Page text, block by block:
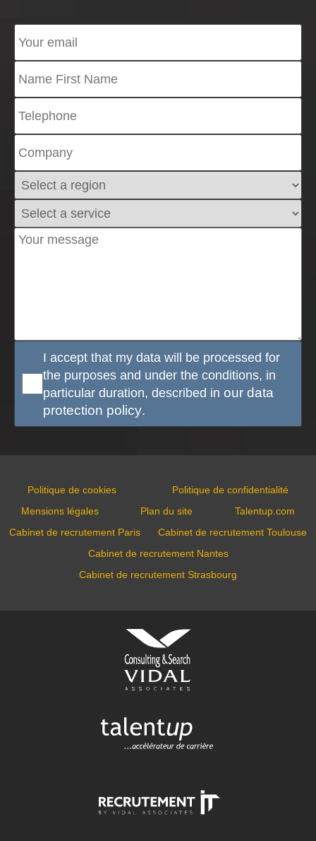
I accept that my data will be processed for
the purposes and under the conditions, in
particular duration, described in our data
protection policy.
Politique de cookies
Politique de confidentialité
Mensions légales
Plan du site
Talentup.com
Cabinet de recrutement Paris
Cabinet de recrutement Toulouse
Cabinet de recrutement Nantes
Cabinet de recrutement Strasbourg
VIDAL ASSOCIATES
conseil en recrutement et
approche directe
TALENTUP
découvrez notre site carrière
RECRUTEMENT-IT
toutes nos offres d'emploi dans